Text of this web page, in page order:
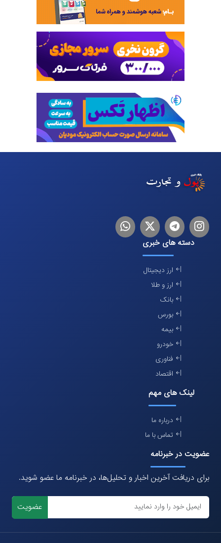
اینستاگرام
تلگرام توییترلینکدین
دسته های خبری
ارز دیجیتال
ارز و طلا
بانک
بورس
بیمه
خودرو
فناوری
اقتصاد
لینک های مهم
درباره ما
تماس با ما
عضویت در خبرنامه
برای دریافت آخرین اخبار و تحلیل‌ها، در خبرنامه ما عضو شوید.
عضویت